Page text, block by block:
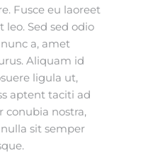
Fusce eu laoreet
leo. Sed sed odio
a, amet
Aliquam id
ligula ut,
aptent taciti ad
conubia nostra,
sit semper